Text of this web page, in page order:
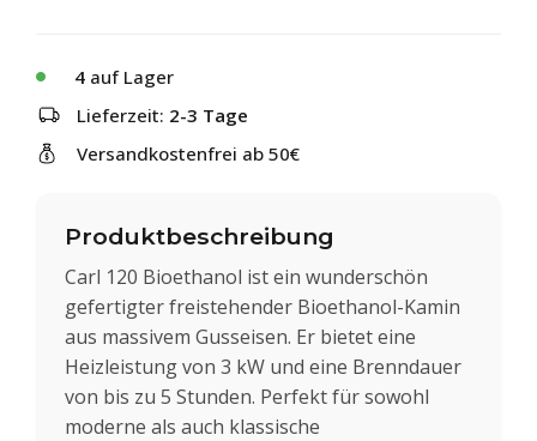
4 auf Lager
Lieferzeit: 2-3 Tage
Versandkostenfrei ab 50€
Produktbeschreibung
Carl 120 Bioethanol ist ein wunderschön
gefertigter freistehender Bioethanol-Kamin
aus massivem Gusseisen. Er bietet eine
Heizleistung von 3 kW und eine Brenndauer
von bis zu 5 Stunden. Perfekt für sowohl
moderne als auch klassische